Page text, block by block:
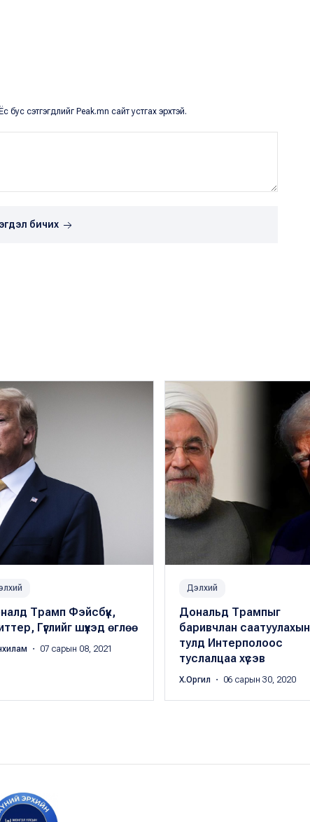
бус сэтгэгдлийг Peak.mn сайт устгах эрхтэй.
бичих
Трамп Фэйсбүүк,
Гүүглийг шүүхэд өглөө
・ 07 сарын 08, 2021
Дэлхий
Дональд Трампыг
баривчлан саатуулахын
тулд Интерполоос
туслалцаа хүсэв
Х.Оргил ・ 06 сарын 30, 2020